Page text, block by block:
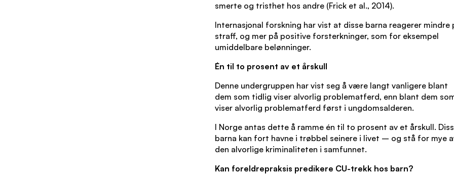
smerte og tristhet hos andre (Frick et al., 2014).
Internasjonal forskning har vist at disse barna reagerer mindre
straff, og mer på positive forsterkninger, som for eksempel
umiddelbare belønninger.
Én til to prosent av et årskull
Denne undergruppen har vist seg å være langt vanligere blant
dem som tidlig viser alvorlig problematferd, enn blant dem
viser alvorlig problematferd først i ungdomsalderen.
I Norge antas dette å ramme én til to prosent av et årskull.
barna kan fort havne i trøbbel seinere i livet – og stå for mye
den alvorlige kriminaliteten i samfunnet.
Kan foreldrepraksis predikere CU-trekk hos barn?